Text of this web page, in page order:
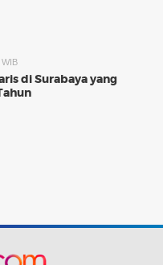
di Surabaya yang